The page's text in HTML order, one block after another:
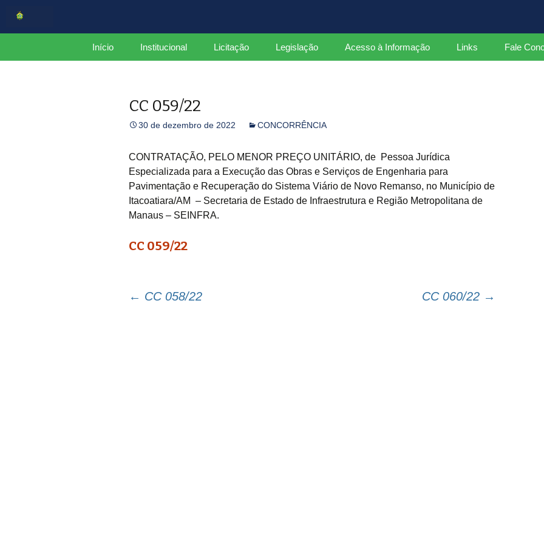
Centro de Serviços Compartilhados
Início Institucional
Organograma
Mapa do Site
Plano de Integridade
Relatório Gerencial
CCGov
Licitação Legislação
Decretos Estaduais
Portarias
Instruções Normativas
Acesso à Informação Links Fale
CC 059/22
30 de dezembro de 2022 CONCORRÊNCIA
CONTRATAÇÃO, PELO MENOR PREÇO UNITÁRIO, de Pessoa Jurídica
Especializada para a Execução das Obras e Serviços de Engenharia para
Pavimentação e Recuperação do Sistema Viário de Novo Remanso, no Município de
Itacoatiara/AM – Secretaria de Estado de Infraestrutura e Região Metropolitana de
Manaus – SEINFRA.
CC 059/22
← CC 058/22 CC 060/22 →